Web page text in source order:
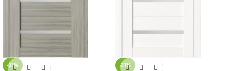
-31% -31%